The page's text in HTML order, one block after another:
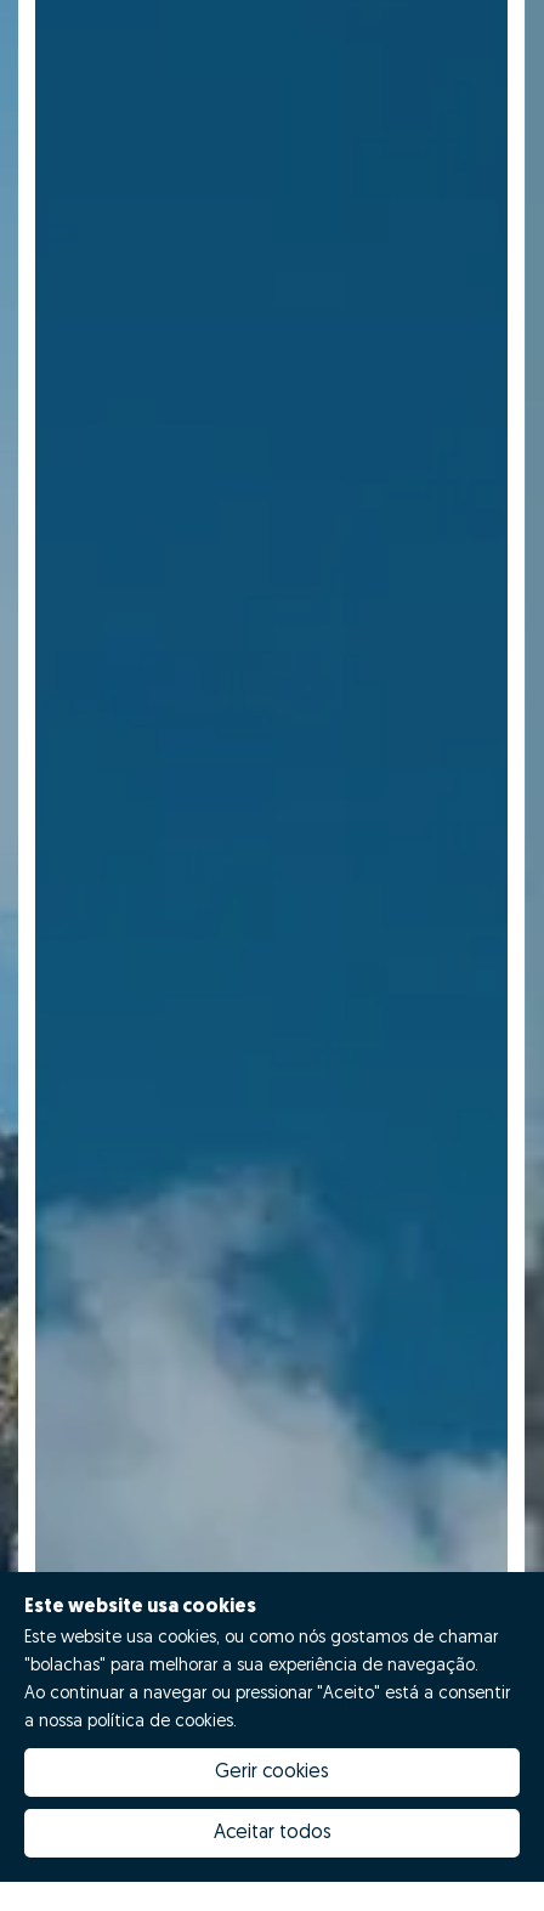
Este website usa cookies
Este website usa cookies, ou como nós gostamos de chamar
"bolachas" para melhorar a sua experiência de navegação.
Ao continuar a navegar ou pressionar "Aceito" está a consentir
a nossa política de cookies.
Gerir cookies
Aceitar todos